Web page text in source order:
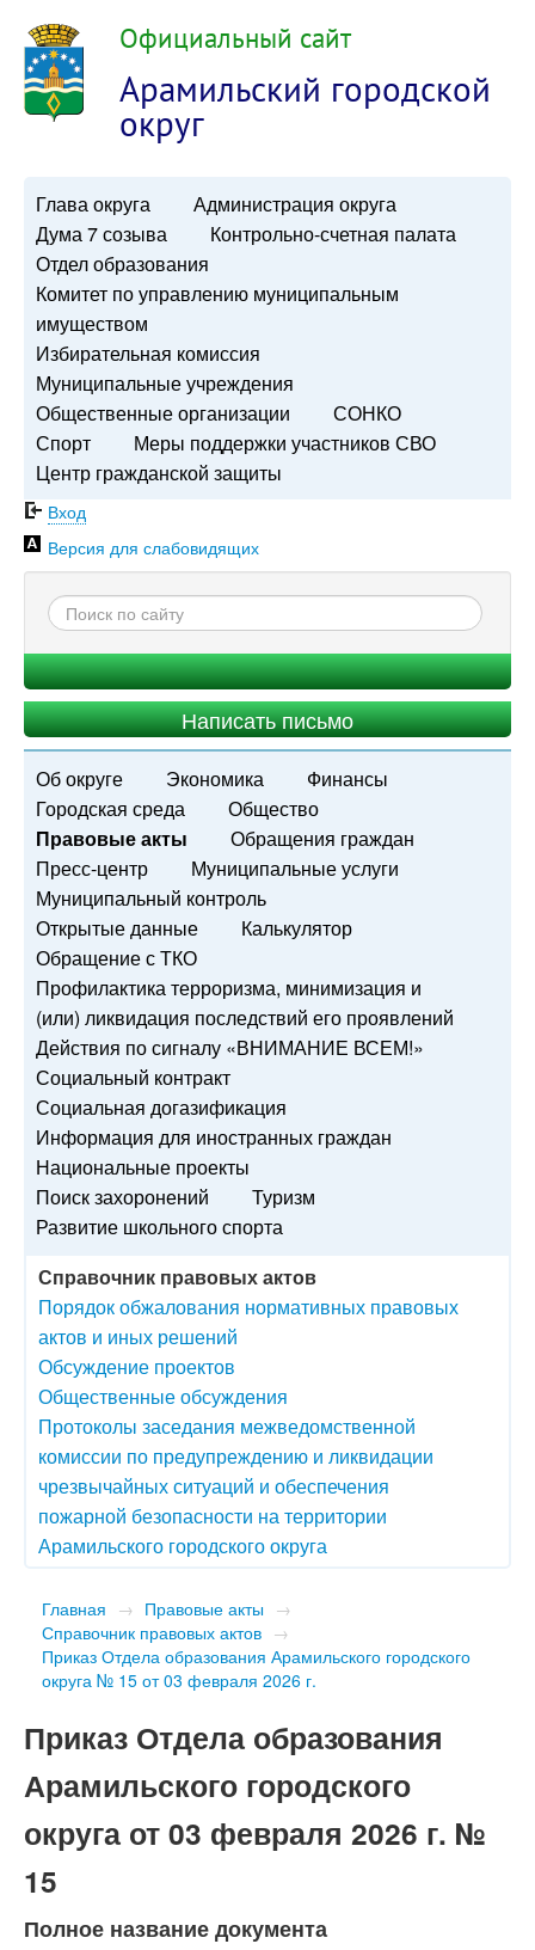
Официальный сайт
Арамильский городской
округ
Глава округа
Администрация округа
Дума 7 созыва
Контрольно-счетная палата
Отдел образования
Комитет по управлению муниципальным
имуществом
Избирательная комиссия
Муниципальные учреждения
Общественные организации
СОНКО
Спорт
Меры поддержки участников СВО
Центр гражданской защиты
Вход
Версия для слабовидящих
Написать письмо
Об округе Экономика
Финансы
Городская среда
Общество
Правовые акты
Обращения граждан
Пресс-центр
Муниципальные услуги
Муниципальный контроль
Открытые данные
Калькулятор
Обращение с ТКО
Профилактика терроризма, минимизация и
(или) ликвидация последствий его проявлений
Действия по сигналу «ВНИМАНИЕ ВСЕМ!»
Социальный контракт
Социальная догазификация
Информация для иностранных граждан
Национальные проекты
Поиск захоронений
Туризм
Развитие школьного спорта
Справочник правовых актов
Порядок обжалования нормативных правовых
актов и иных решений
Обсуждение проектов
Общественные обсуждения
Протоколы заседания межведомственной
комиссии по предупреждению и ликвидации
чрезвычайных ситуаций и обеспечения
пожарной безопасности на территории
Арамильского городского округа
Главная → Правовые акты →
Справочник правовых актов →
Приказ Отдела образования Арамильского городского
округа № 15 от 03 февраля 2026 г.
Приказ Отдела образования
Арамильского городского
округа от 03 февраля 2026 г. №
15
Полное название документа